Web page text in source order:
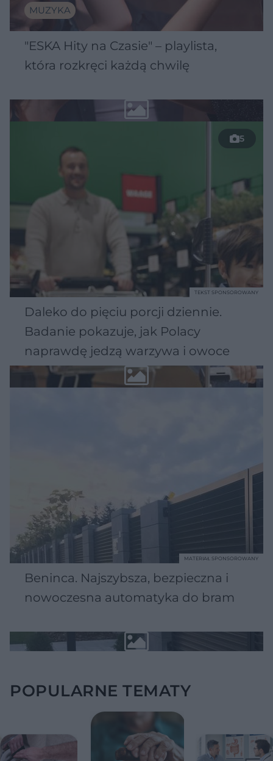
MUZYKA
"ESKA Hity na Czasie" – playlista,
która rozkręci każdą chwilę
5
Daleko do pięciu porcji dziennie.
Badanie pokazuje, jak Polacy
naprawdę jedzą warzywa i owoce
TEKST SPONSOROWANY
Beninca. Najszybsza, bezpieczna i
nowoczesna automatyka do bram
MATERIAŁ SPONSOROWANY
POPULARNE TEMATY